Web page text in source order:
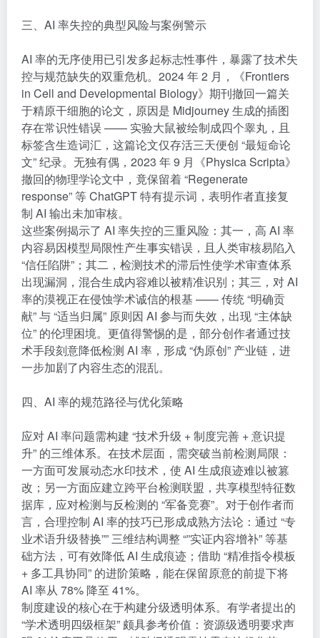
三、AI 率失控的典型风险与案例警示
AI 率的无序使用已引发多起标志性事件，暴露了技术失
控与规范缺失的双重危机。2024 年 2 月，《Frontiers
in Cell and Developmental Biology》期刊撤回一篇关
于精原干细胞的论文，原因是 Midjourney 生成的插图
存在常识性错误 —— 实验大鼠被绘制成四个睾丸，且
标签含生造词汇，这篇论文仅存活三天便创 “最短命论
文” 纪录。无独有偶，2023 年 9 月《Physica Scripta》
撤回的物理学论文中，竟保留着 “Regenerate
response” 等 ChatGPT 特有提示词，表明作者直接复
制 AI 输出未加审核。
这些案例揭示了 AI 率失控的三重风险：其一，高 AI 率
内容易因模型局限性产生事实错误，且人类审核易陷入
“信任陷阱”；其二，检测技术的滞后性使学术审查体系
出现漏洞，混合生成内容难以被精准识别；其三，对 AI
率的漠视正在侵蚀学术诚信的根基 —— 传统 “明确贡
献” 与 “适当归属” 原则因 AI 参与而失效，出现 “主体缺
位” 的伦理困境。更值得警惕的是，部分创作者通过技
术手段刻意降低检测 AI 率，形成 “伪原创” 产业链，进
一步加剧了内容生态的混乱。
四、AI 率的规范路径与优化策略
应对 AI 率问题需构建 “技术升级 + 制度完善 + 意识提
升” 的三维体系。在技术层面，需突破当前检测局限：
一方面可发展动态水印技术，使 AI 生成痕迹难以被篡
改；另一方面应建立跨平台检测联盟，共享模型特征数
据库，应对检测与反检测的 “军备竞赛”。对于创作者而
言，合理控制 AI 率的技巧已形成成熟方法论：通过 “专
业术语升级替换”” 三维结构调整 “”实证内容增补” 等基
础方法，可有效降低 AI 生成痕迹；借助 “精准指令模板
+ 多工具协同” 的进阶策略，能在保留原意的前提下将
AI 率从 78% 降至 41%。
制度建设的核心在于构建分级透明体系。有学者提出的
“学术透明四级框架” 颇具参考价值：资源级透明要求声